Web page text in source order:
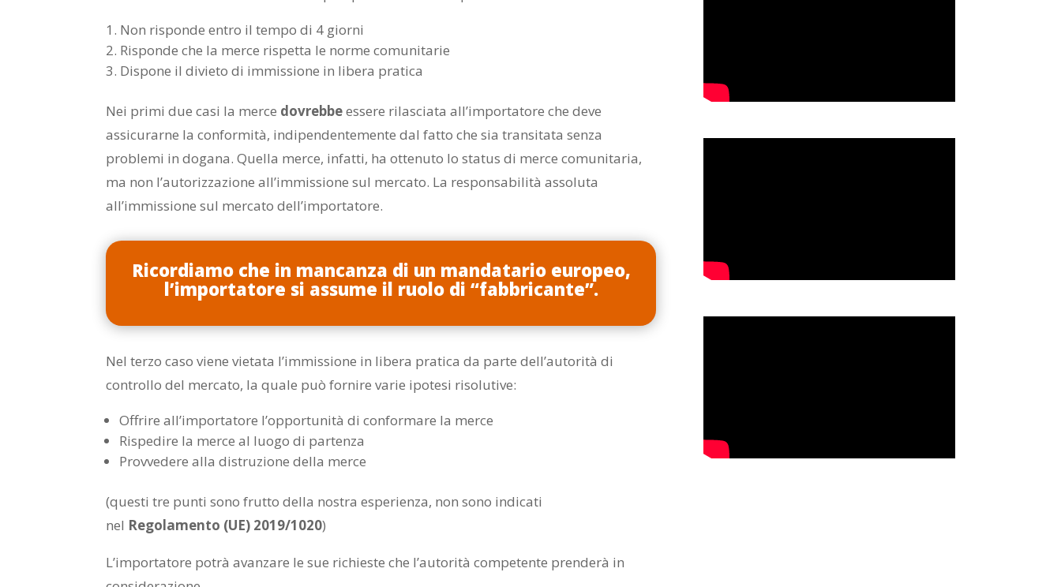
Non risponde entro il tempo di 4 giorni
Risponde che la merce rispetta le norme comunitarie
Dispone il divieto di immissione in libera pratica
Nei primi due casi la merce dovrebbeessere rilasciata all’importatore che deve
assicurarne la conformità, indipendentemente dal fatto che sia transitata senza
problemi in dogana. Quella merce, infatti, ha ottenuto lo status di merce comunitaria,
ma non l’autorizzazione all’immissione sul mercato. La responsabilità assoluta
all’immissione sul mercato dell’importatore.
Ricordiamo che in mancanza di un mandatario europeo,
l’importatore si assume il ruolo di “fabbricante”.
Nel terzo caso viene vietata l’immissione in libera pratica da parte dell’autorità di
controllo del mercato, la quale può fornire varie ipotesi risolutive:
Offrire all’importatore l’opportunità di conformare la merce
Rispedire la merce al luogo di partenza
Provvedere alla distruzione della merce
(questi tre punti sono frutto della nostra esperienza, non sono indicati
nel Regolamento (UE) 2019/1020)
L’importatore potrà avanzare le sue richieste che l’autorità competente prenderà in